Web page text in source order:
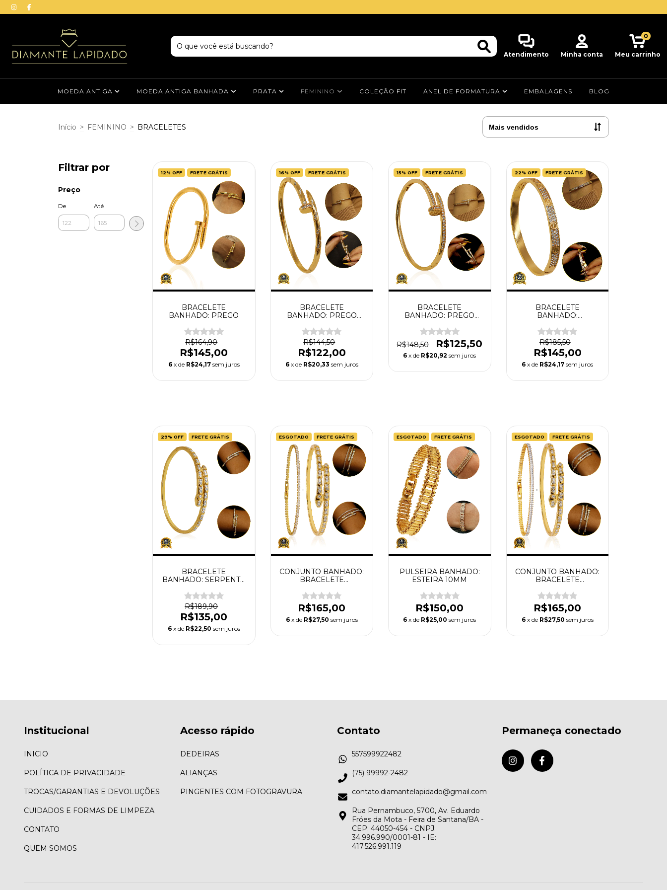
Atendimento Minha conta Meu carrinho
0
MOEDA ANTIGA MOEDA ANTIGA BANHADA PRATA FEMININO COLEÇÃO FIT ANEL DE FORMATURA EMBALAGENS BLOG
Início > FEMININO > BRACELETES
Filtrar por
Preço
De Até
12% OFF FRETE GRÁTIS
BRACELETE
BANHADO: PREGO
R$164,90
R$145,00
6 x de R$24,17 sem juros
16% OFF FRETE GRÁTIS
BRACELETE
BANHADO: PREGO
R$144,50
R$122,00
6 x de R$20,33 sem juros
15% OFF FRETE GRÁTIS
BRACELETE
BANHADO: PREGO
R$148,50 R$125,50
6 x de R$20,92 sem juros
22% OFF FRETE GRÁTIS
BRACELETE
BANHADO:
R$185,50
R$145,00
6 x de R$24,17 sem juros
29% OFF FRETE GRÁTIS
BRACELETE
BANHADO: SERPENTE
R$189,90
R$135,00
6 x de R$22,50 sem juros
ESGOTADO FRETE GRÁTIS
CONJUNTO BANHADO:
BRACELETE
PULSEIRA RIVIERA
2MM
R$165,00
6 x de R$27,50 sem juros
ESGOTADO FRETE GRÁTIS
PULSEIRA BANHADO:
ESTEIRA 10MM
R$150,00
6 x de R$25,00 sem juros
ESGOTADO FRETE GRÁTIS
CONJUNTO BANHADO:
BRACELETE
PULSEIRA BAGUETE
4MM
R$165,00
6 x de R$27,50 sem juros
Institucional
INICIO
POLÍTICA DE PRIVACIDADE
TROCAS/GARANTIAS E DEVOLUÇÕES
CUIDADOS E FORMAS DE LIMPEZA
CONTATO
QUEM SOMOS
Acesso rápido
DEDEIRAS
ALIANÇAS
PINGENTES COM FOTOGRAVURA
Contato
557599922482
(75) 99992-2482
contato.diamantelapidado@gmail.com
Rua Pernambuco, 5700, Av. Eduardo
Fróes da Mota - Feira de Santana/BA -
CEP: 44050-454 - CNPJ:
34.996.990/0001-81 - IE:
417.526.991.119
Permaneça conectado